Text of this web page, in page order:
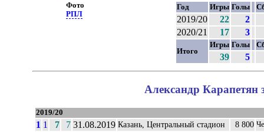
Фото
РПЛ
Год Игры Голы
2019/20 22
2
2020/21
17 3
Итого
Игры Голы
39 5
Александр Карапетян
2019/20
1 1 7 7 31.08.2019 Казань, Центральный стадион 8 800